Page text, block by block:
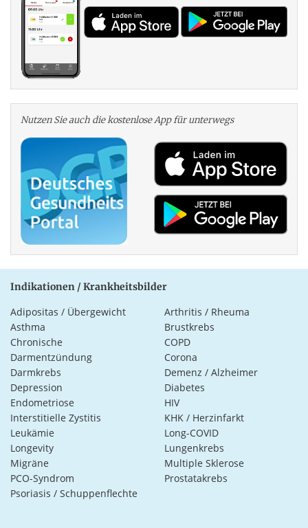
Nutzen Sie auch die kosten­lose App für unterwegs
Indikationen / Krankheitsbilder
Adipositas / Übergewicht
Arthritis / Rheuma
Asthma
Brustkrebs
Chronische
Darmentzündung
COPD
Corona
Darmkrebs
Demenz / Alzheimer
Depression
Diabetes
Endometriose
HIV
Interstitielle Zystitis
KHK / Herzinfarkt
Leukämie
Long-COVID
Longevity
Lungenkrebs
Migräne
Multiple Sklerose
PCO-Syndrom
Prostatakrebs
Psoriasis / Schuppenflechte